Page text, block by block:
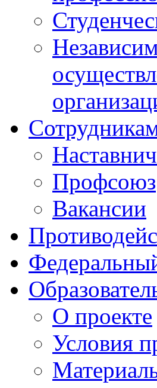
Профсоюз
Вакансии
О проекте
Условия